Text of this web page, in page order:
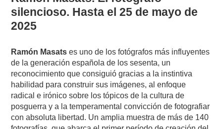
silencioso. Hasta el 25 de mayo de
2025
Ramón Masats es uno de los fotógrafos más influyentes
de la generación española de los sesenta, un
reconocimiento que consiguió gracias a la instintiva
habilidad para construir sus imágenes, al enfoque
radical e irónico sobre los tópicos de la cultura de
posguerra y a la temperamental convicción de fotografiar
con absoluta libertad. Un amplia muestra de más de 140